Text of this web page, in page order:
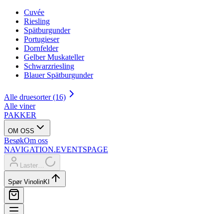
Cuvée
Riesling
Spätburgunder
Portugieser
Dornfelder
Gelber Muskateller
Schwarzriesling
Blauer Spätburgunder
Alle druesorter (16)
Alle viner
PAKKER
OM OSS
BesøkOm oss
NAVIGATION.EVENTSPAGE
Laster…
Spør VinolinKI